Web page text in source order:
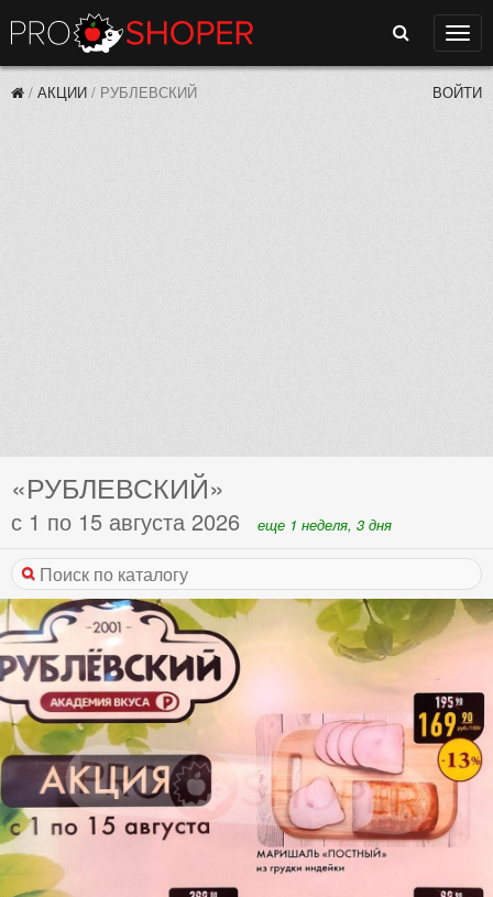
Поиск
/ АКЦИИ / РУБЛЕВСКИЙ ВОЙТИ
«РУБЛЕВСКИЙ»
с 1 по 15 августа 2026 еще 1 неделя, 3 дня